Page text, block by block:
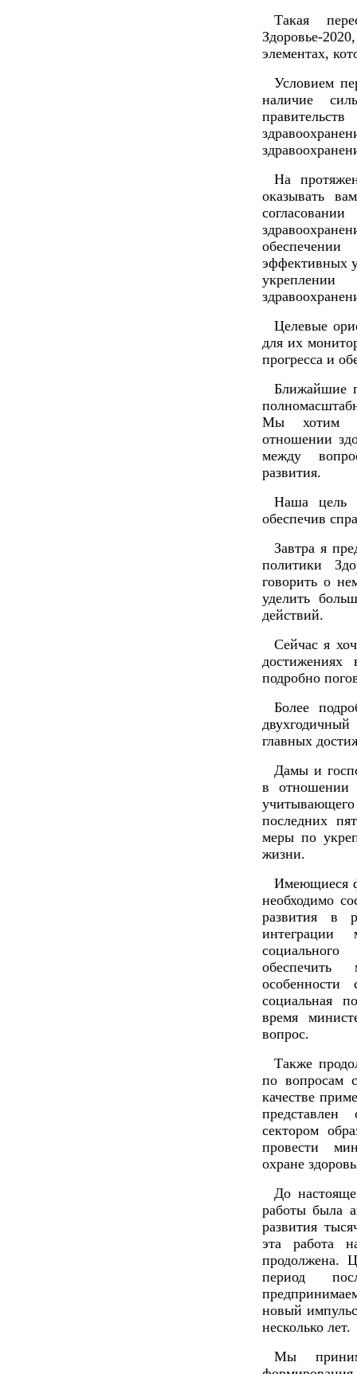
Такая
Здоровье-
элементах,
Условием
наличие
На
оказывать
эффективных
укреплении
Целевые
для их
прогресса и
Ближайшие
Мы хотим
отношении
между
развития.
Наша цель
обеспечив
Завтра я
политики
говорить о
уделить
действий.
Сейчас я
достижениях
подробно
Более
главных
Дамы и
в отношении
последних
меры по
жизни.
Имеющиеся
необходимо
развития в
интеграции
обеспечить
социальная
время
вопрос.
Также
по вопросам
качестве
сектором
провести
охране
До
работы была
развития
эта работа
продолжена.
период
новый
несколько лет.
Мы